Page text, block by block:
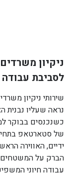
ניקיון
לסביבת
שירותי ניקיון
נראה שעליו נבנית
כשנכנסים בבוקר
של סטארטאפ
ידיים, האווירה
הברק על המשטחים
עבודה חיוני